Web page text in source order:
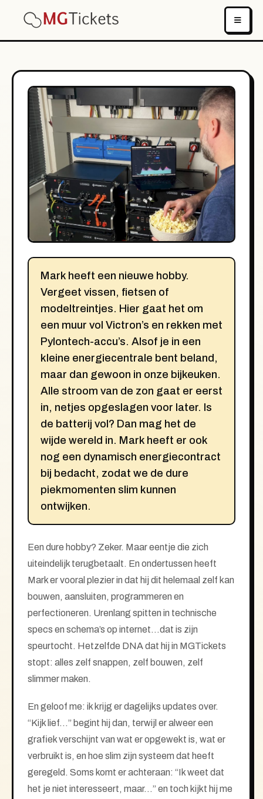
Mark heeft een nieuwe hobby.
Vergeet vissen, fietsen of
modeltreintjes. Hier gaat het om
een muur vol Victron’s en rekken met
Pylontech-accu’s. Alsof je in een
kleine energiecentrale bent beland,
maar dan gewoon in onze bijkeuken.
Alle stroom van de zon gaat er eerst
in, netjes opgeslagen voor later. Is
de batterij vol? Dan mag het de
wijde wereld in. Mark heeft er ook
nog een dynamisch energiecontract
bij bedacht, zodat we de dure
piekmomenten slim kunnen
ontwijken.
Een dure hobby? Zeker. Maar eentje die zich
uiteindelijk terugbetaalt. En ondertussen heeft
Mark er vooral plezier in dat hij dit helemaal zelf kan
bouwen, aansluiten, programmeren en
perfectioneren. Urenlang spitten in technische
specs en schema’s op internet…dat is zijn
speurtocht. Hetzelfde DNA dat hij in MGTickets
stopt: alles zelf snappen, zelf bouwen, zelf
slimmer maken.
En geloof me: ik krijg er dagelijks updates over.
“Kijk lief…” begint hij dan, terwijl er alweer een
grafiek verschijnt van wat er opgewekt is, wat er
verbruikt is, en hoe slim zijn systeem dat heeft
geregeld. Soms komt er achteraan: “Ik weet dat
het je niet interesseert, maar…” en toch kijkt hij me